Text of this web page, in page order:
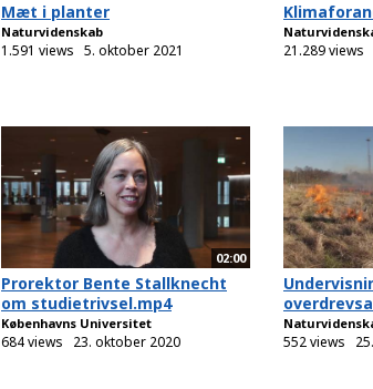
Mæt i planter
Naturvidenskab
1.591 views 5. oktober 2021 21.289 views
02:00
Prorektor Bente Stallknecht
om studietrivsel.mp4
Københavns Universitet
684 views 23. oktober 2020 552 views